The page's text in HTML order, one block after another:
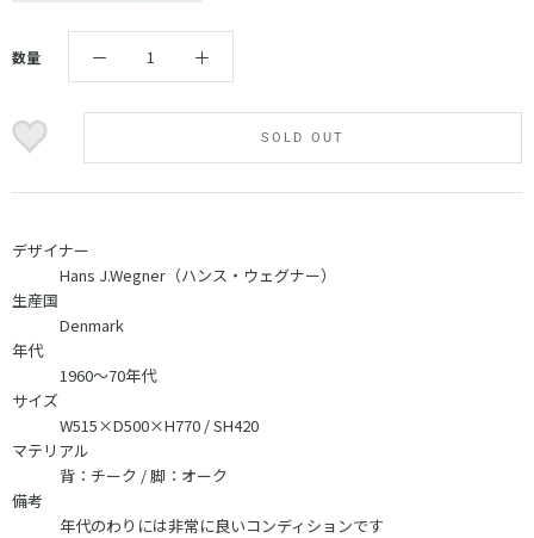
数量
SOLD OUT
デザイナー
Hans J.Wegner（ハンス・ウェグナー）
生産国
Denmark
年代
1960～70年代
サイズ
W515×D500×H770 / SH420
マテリアル
背：チーク / 脚：オーク
備考
年代のわりには非常に良いコンディションです